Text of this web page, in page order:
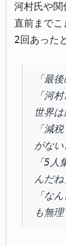
河村氏や
直前まで
2回あった
「最
「河
世界は
「減
がない
「5
んだね
「な
も無理